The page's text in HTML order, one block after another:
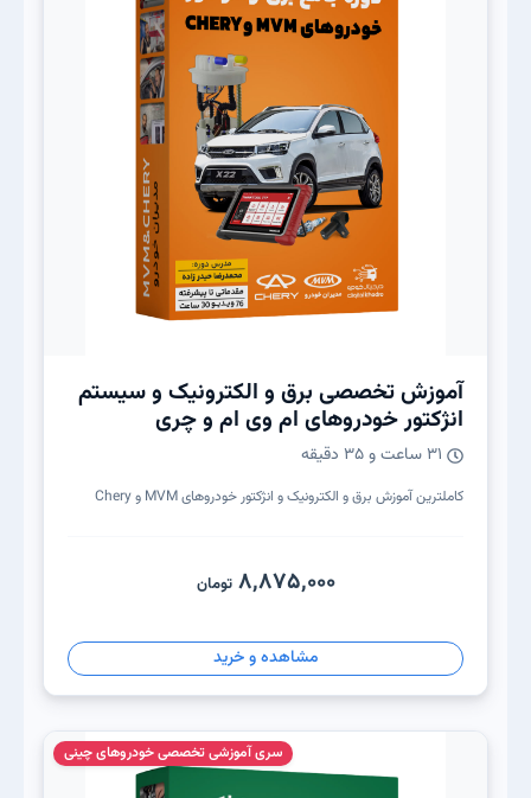
آموزش تخصصی برق و الکترونیک و سیستم
انژکتور خودروهای ام وی ام و چری
31 ساعت و 3۵ دقیقه
کاملترین آموزش برق و الکترونیک و انژکتور خودروهای MVM و Chery
8,875,000 تومان
مشاهده و خرید
سری آموزشی تخصصی خودروهای چینی